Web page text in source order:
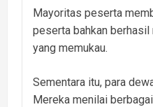
Mayoritas peserta
peserta bahkan
yang memukau.
Sementara itu, para
Mereka menilai